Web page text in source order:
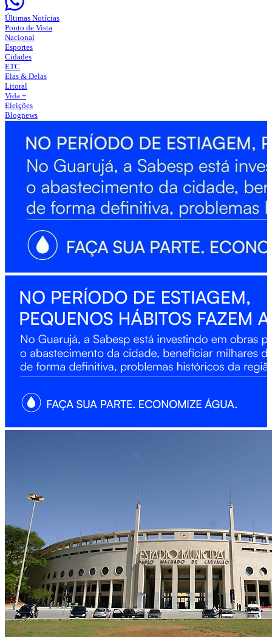
Últimas Notícias
Ponto de Vista
Nacional
Esportes
Cidades
ETC
Elas & Delas
Litoral
Vida +
Eleições
Blognews